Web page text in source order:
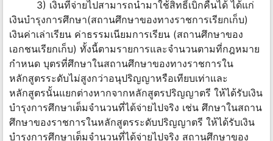
3) เงินที่จ่ายไปสามารถนำมาใช้สิทธิ์เบิกคืนได้ ได้แก่
เงินบำรุงการศึกษา(สถานศึกษาของทางราชการเรียกเก็บ)
เงินค่าเล่าเรียน ค่าธรรมเนียมการเรียน (สถานศึกษาของ
เอกชนเรียกเก็บ) ทั้งนี้ตามรายการและจำนวนตามที่กฎหมาย
กำหนด บุตรที่ศึกษาในสถานศึกษาของทางราชการใน
หลักสูตรระดับไม่สูงกว่าอนุปริญญาหรือเทียบเท่าและ
หลักสูตรนั้นแยกต่างหากจากหลักสูตรปริญญาตรี ให้ได้รับเงิน
บำรุงการศึกษาเต็มจำนวนที่ได้จ่ายไปจริง เช่น ศึกษาในสถาน
ศึกษาของราชการในหลักสูตรระดับปริญญาตรี ให้ได้รับเงิน
บำรุงการศึกษาเต็มจำนวนที่ได้จ่ายไปจริง สถานศึกษาของ